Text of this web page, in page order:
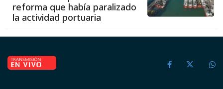
reforma que había paralizado
la actividad portuaria